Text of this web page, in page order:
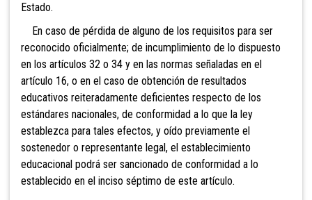
Estado.
En caso de pérdida de alguno de los requisitos para ser
reconocido oficialmente; de incumplimiento de lo dispuesto
en los artículos 32 o 34 y en las normas señaladas en el
artículo 16, o en el caso de obtención de resultados
educativos reiteradamente deficientes respecto de los
estándares nacionales, de conformidad a lo que la ley
establezca para tales efectos, y oído previamente el
sostenedor o representante legal, el establecimiento
educacional podrá ser sancionado de conformidad a lo
establecido en el inciso séptimo de este artículo.